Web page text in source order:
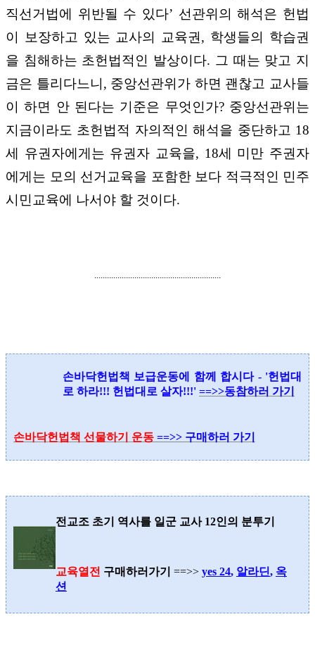
직선거법에 위반될 수 있다’ 선관위의 해석은 헌법
이 보장하고 있는 교사의 교육권, 학생들의 학습권
을 침해하는 초헌법적인 발상이다. 그 때는 맞고 지
금은 틀리다느니, 중앙선관위가 하면 괜찮고 교사들
이 하면 안 된다는 기준은 무엇인가? 중앙선관위는
지금이라도 초헌법적 자의적인 해석을 중단하고 18
세 유권자에게는 유권자 교육을, 18세 미만 주권자
에게는 모의 선거교육을 포함한 보다 적극적인 민주
시민교육에 나서야 할 것이다.
............................................................
손바닥헌법책 보급운동에 함께 합시다 - '헌법대
로 하라!!! 헌법대로 살자!!!' ==>>동참하러 가기
손바닥헌법책 선물하기 운동 ==>> 구매하러 가기
전교조 초기 역사를 일군 교사 12인의 분투기
교육열전 구매하러가기 ==>> yes 24, 알라딘, 옥
션